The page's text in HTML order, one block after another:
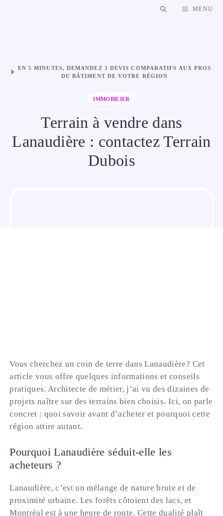
MENU
EN 5 MINUTES, DEMANDEZ 3 DEVIS COMPARATIFS AUX PROS
DU BÂTIMENT DE VOTRE RÉGION
IMMOBILIER
Terrain à vendre dans
Lanaudière : contactez Terrain
Dubois
Vous cherchez un coin de terre dans Lanaudière? Cet
article vous offre quelques informations et conseils
pratiques. Architecte de métier, j’ai vu des dizaines de
projets naître sur des terrains bien choisis. Ici, on parle
concret : quoi savoir avant d’acheter et pourquoi cette
région attire autant.
Pourquoi Lanaudière séduit-elle les
acheteurs ?
Lanaudière, c’est un mélange de nature brute et de
proximité urbaine. Les forêts côtoient des lacs, et
Montréal est à une heure de route. Cette dualité plaît